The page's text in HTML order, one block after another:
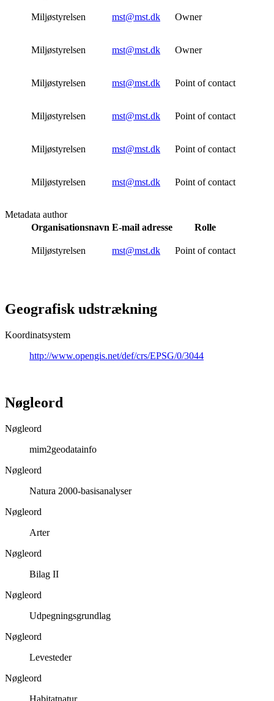
Miljøstyrelsen mst@mst.dk Owner
Miljøstyrelsen mst@mst.dk Owner
Miljøstyrelsen mst@mst.dk Point of contact
Miljøstyrelsen mst@mst.dk Point of contact
Miljøstyrelsen mst@mst.dk Point of contact
Miljøstyrelsen mst@mst.dk Point of contact
Metadata author
Organisationsnavn E-mail adresse Rolle
Miljøstyrelsen mst@mst.dk Point of contact
Geografisk udstrækning
Koordinatsystem
http://www.opengis.net/def/crs/EPSG/0/3044
Nøgleord
Nøgleord
mim2geodatainfo
Nøgleord
Natura 2000-basisanalyser
Nøgleord
Arter
Nøgleord
Bilag II
Nøgleord
Udpegningsgrundlag
Nøgleord
Levesteder
Nøgleord
Habitatnatur